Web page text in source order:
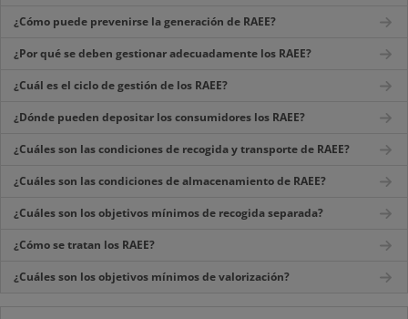
¿Cómo puede prevenirse la generación de RAEE?
¿Por qué se deben gestionar adecuadamente los RAEE?
¿Cuál es el ciclo de gestión de los RAEE?
¿Dónde pueden depositar los consumidores los RAEE?
¿Cuáles son las condiciones de recogida y transporte de RAEE?
¿Cuáles son las condiciones de almacenamiento de RAEE?
¿Cuáles son los objetivos mínimos de recogida separada?
¿Cómo se tratan los RAEE?
¿Cuáles son los objetivos mínimos de valorización?